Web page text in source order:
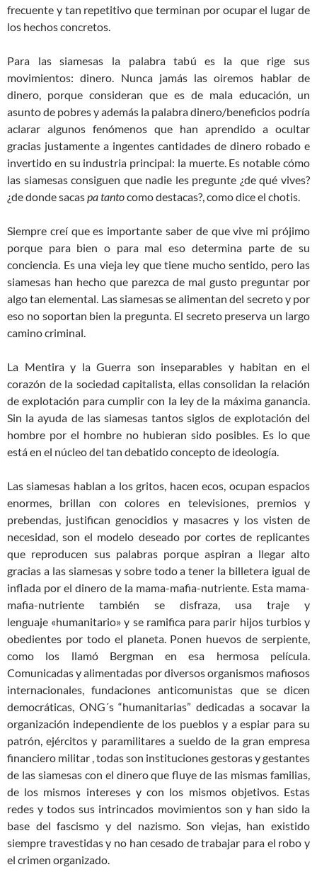
frecuente y tan repetitivo que terminan por ocupar el lugar de
los hechos concretos.
Para las siamesas la palabra tabú es la que rige sus
movimientos: dinero. Nunca jamás las oiremos hablar de
dinero, porque consideran que es de mala educación, un
asunto de pobres y además la palabra dinero/beneficios podría
aclarar algunos fenómenos que han aprendido a ocultar
gracias justamente a ingentes cantidades de dinero robado e
invertido en su industria principal: la muerte. Es notable cómo
las siamesas consiguen que nadie les pregunte ¿de qué vives?
¿de donde sacaspa tantocomo destacas?, como dice el chotis.
Siempre creí que es importante saber de que vive mi prójimo
porque para bien o para mal eso determina parte de su
conciencia. Es una vieja ley que tiene mucho sentido, pero las
siamesas han hecho que parezca de mal gusto preguntar por
algo tan elemental. Las siamesas se alimentan del secreto y por
eso no soportan bien la pregunta. El secreto preserva un largo
camino criminal.
La Mentira y la Guerra son inseparables y habitan en el
corazón de la sociedad capitalista, ellas consolidan la relación
de explotación para cumplir con la ley de la máxima ganancia.
Sin la ayuda de las siamesas tantos siglos de explotación del
hombre por el hombre no hubieran sido posibles. Es lo que
está en el núcleo del tan debatido concepto de ideología.
Las siamesas hablan a los gritos, hacen ecos, ocupan espacios
enormes, brillan con colores en televisiones, premios y
prebendas, justifican genocidios y masacres y los visten de
necesidad, son el modelo deseado por cortes de replicantes
que reproducen sus palabras porque aspiran a llegar alto
gracias a las siamesas y sobre todo a tener la billetera igual de
inflada por el dinero de la mama-mafia-nutriente. Esta mama-
mafia-nutriente también se disfraza, usa traje y
lenguaje «humanitario» y se ramifica para parir hijos turbios y
obedientes por todo el planeta. Ponen huevos de serpiente,
como los llamó Bergman en esa hermosa película.
Comunicadas y alimentadas por diversos organismos mafiosos
internacionales, fundaciones anticomunistas que se dicen
democráticas, ONG´s“humanitarias” dedicadas a socavar la
organización independiente de los pueblos y a espiar para su
patrón, ejércitos y paramilitares a sueldo de la gran empresa
financiero militar , todas son instituciones gestoras y gestantes
de las siamesas con el dinero que fluyede las mismas familias,
de los mismos intereses y con los mismos objetivos. Estas
redes y todos sus intrincados movimientos son y han sido la
base del fascismo y del nazismo. Son viejas, han existido
siempre travestidas y no han cesado de trabajar para el robo y
el crimen organizado.